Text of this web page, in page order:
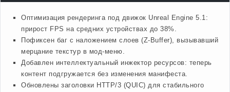
Оптимизация рендеринга под движок Unreal Engine 5.1:
прирост FPS на средних устройствах до 38%.
Пофиксен баг с наложением слоев (Z-Buffer), вызывавший
мерцание текстур в мод-меню.
Добавлен интеллектуальный инжектор ресурсов: теперь
контент подгружается без изменения манифеста.
Обновлены заголовки HTTP/3 (QUIC) для стабильного